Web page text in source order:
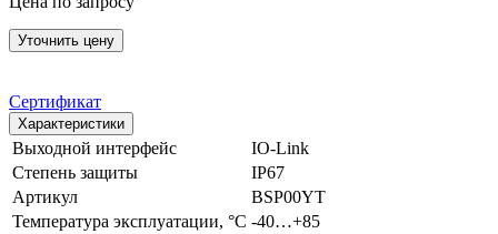
Уточнить цену
Сертификат
Характеристики
Выходной интерфейс
IO-Link
Степень защиты
IP67
Артикул
BSP00YT
Температура эксплуатации, °С -40…+85